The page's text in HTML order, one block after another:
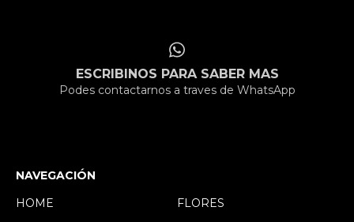
ESCRIBINOS PARA SABER MAS
Podes contactarnos a traves de WhatsApp
NAVEGACIÓN
HOME
FLORES